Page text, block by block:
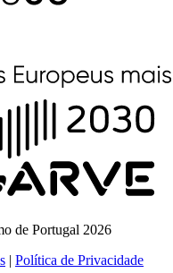
de Portugal 2026
| Política de Privacidade